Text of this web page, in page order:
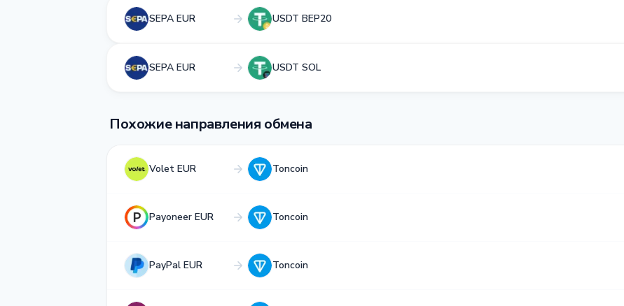
SEPA EUR USDT BEP20
SEPA EUR USDT SOL
Похожие направления обмена
Volet EUR Toncoin
Payoneer EUR Toncoin
PayPal EUR Toncoin